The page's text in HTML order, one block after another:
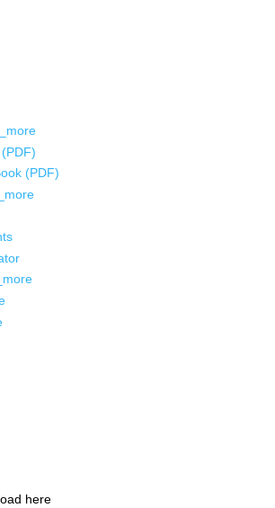
(PDF)
here